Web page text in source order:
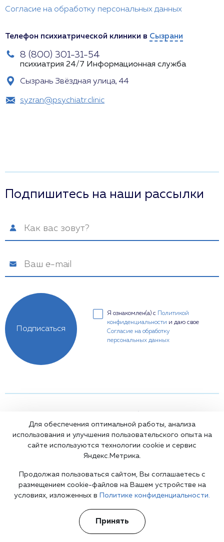
Согласие на обработку персональных данных
Телефон психиатрической клиники в Сызрани
8 (800) 301-31-54
психиатрия 24/7 Информационная служба
Сызрань Звёздная улица, 44
syzran@psychiatr.clinic
Подпишитесь на наши рассылки
Я ознакомлен(а) с
Политикой
конфиденциальности и даю свое
Согласие на обработку
персональных данных
Подписаться
Основные реквизиты компании ООО "Медтайм"
Дата создания: 28.08.2018
ИНН: 7726439129
Вся информация на сайте не является публичной офертой,
несёт сугубо информационный характер, и не служит для
постановки диагноза и назначения лечения.
врачом. Консультационные услуги, оказываемые по телефону,
мессенджерам и в соцсетях носят исключительно
информационный характер и не являются медицинскими
Для обеспечения оптимальной работы, анализа
использования и улучшения пользовательского опыта на
сайте используются технологии cookie и сервис
Яндекс.Метрика.
Продолжая пользоваться сайтом, Вы соглашаетесь с
размещением cookie-файлов на Вашем устройстве на
условиях, изложенных в
Политике конфиденциальности.
Принять